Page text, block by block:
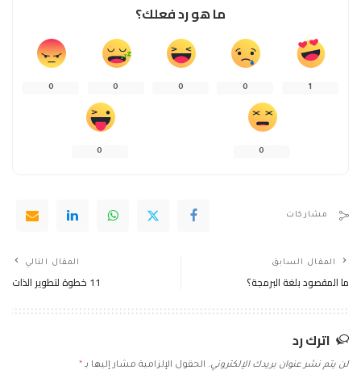
ما هو رد فعلك؟
1
0
0
0
0
0
0
مشاركات
المقال السابق
ما المقصود بلغة البرمجة؟
المقال التالي
11 خطوة لتطوير الذات
اترك رد
لن يتم نشر عنوان بريدك الإلكتروني. الحقول الإلزامية مشار إليها بـ *